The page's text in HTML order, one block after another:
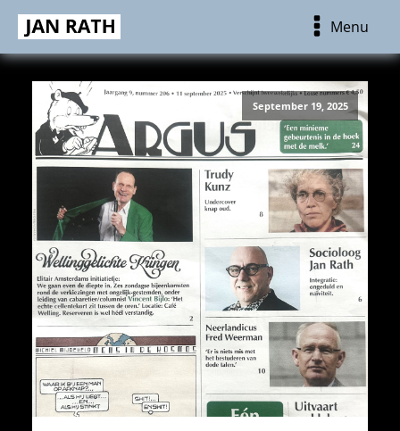
Menu
September 19, 2025